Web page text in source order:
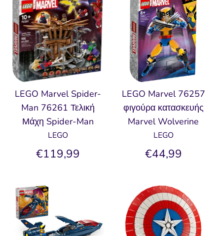
LEGO Marvel Spider-
Man 76261 Τελική
Μάχη Spider-Man
LEGO
€119,99
LEGO Marvel 76257
φιγούρα κατασκευής
Marvel Wolverine
LEGO
€44,99